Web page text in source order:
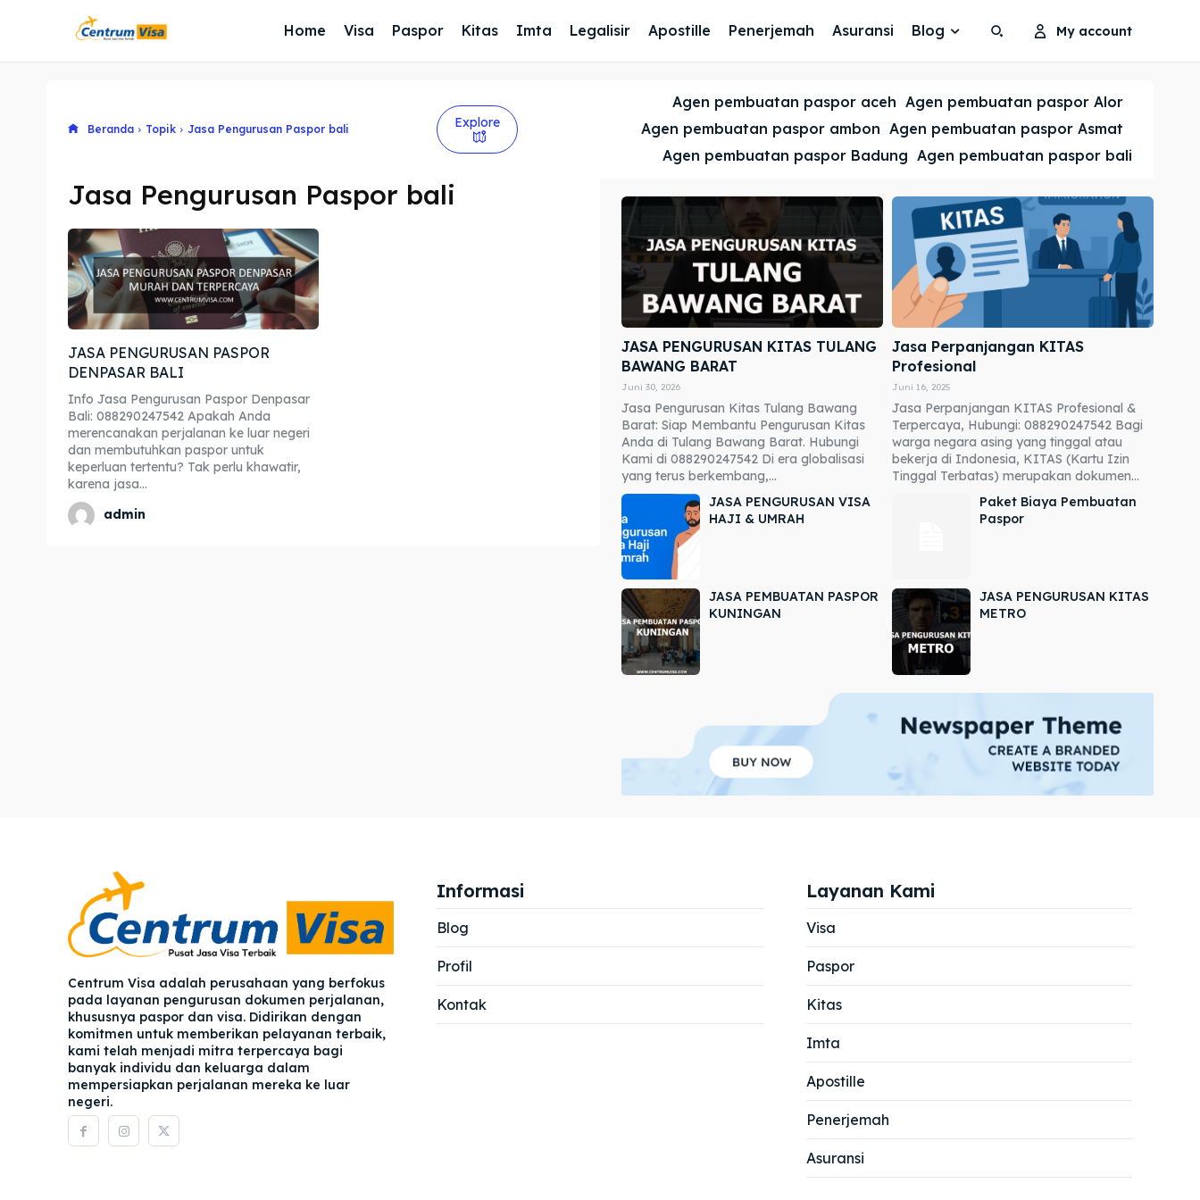
Explore our destinations
Blog
Cari
Explore our destinations
Blog
Cari
Home Visa Paspor Kitas Imta Legalisir Apostille Penerjemah Asuransi Blog My account
Beranda Topik Jasa Pengurusan Paspor bali Explore
Agen pembuatan paspor aceh Agen pembuatan paspor Alor
Agen pembuatan paspor ambon Agen pembuatan paspor Asmat
Agen pembuatan paspor Badung Agen pembuatan paspor bali
Jasa Pengurusan Paspor bali
JASA PENGURUSAN PASPOR
DENPASAR BALI
Info Jasa Pengurusan Paspor Denpasar
Bali: 088290247542 Apakah Anda
merencanakan perjalanan ke luar negeri
dan membutuhkan paspor untuk
keperluan tertentu? Tak perlu khawatir,
karena jasa...
admin
JASA PENGURUSAN KITAS TULANG
BAWANG BARAT
Juni 30, 2026
Jasa Pengurusan Kitas Tulang Bawang
Barat: Siap Membantu Pengurusan Kitas
Anda di Tulang Bawang Barat. Hubungi
Kami di 088290247542 Di era globalisasi
yang terus berkembang,...
Jasa Perpanjangan KITAS
Profesional
Juni 16, 2025
Jasa Perpanjangan KITAS Profesional &
Terpercaya, Hubungi: 088290247542 Bagi
warga negara asing yang tinggal atau
bekerja di Indonesia, KITAS (Kartu Izin
Tinggal Terbatas) merupakan dokumen...
JASA PENGURUSAN VISA
HAJI & UMRAH
Paket Biaya Pembuatan
Paspor
JASA PEMBUATAN PASPOR
KUNINGAN
JASA PENGURUSAN KITAS
METRO
Centrum Visa adalah perusahaan yang berfokus
pada layanan pengurusan dokumen perjalanan,
khususnya paspor dan visa. Didirikan dengan
komitmen untuk memberikan pelayanan terbaik,
kami telah menjadi mitra terpercaya bagi
banyak individu dan keluarga dalam
mempersiapkan perjalanan mereka ke luar
negeri.
Informasi
Blog
Profil
Kontak
Layanan Kami
Visa
Paspor
Kitas
Imta
Apostille
Penerjemah
Asuransi